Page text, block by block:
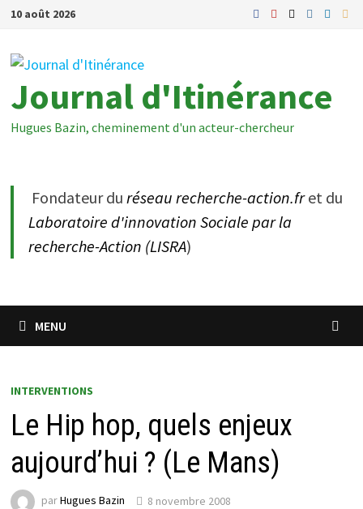
Passer
contenu
10 août 2026
Journal d'Itinérance
Hugues Bazin, cheminement d'un acteur-chercheur
Fondateur duréseau recherche-action.fret du
Laboratoire d'innovation Sociale par la
recherche-Action (LISRA)
MENU
INTERVENTIONS
Le Hip hop, quels enjeux
aujourd’hui ? (Le Mans)
parHugues Bazin 8 novembre 2008